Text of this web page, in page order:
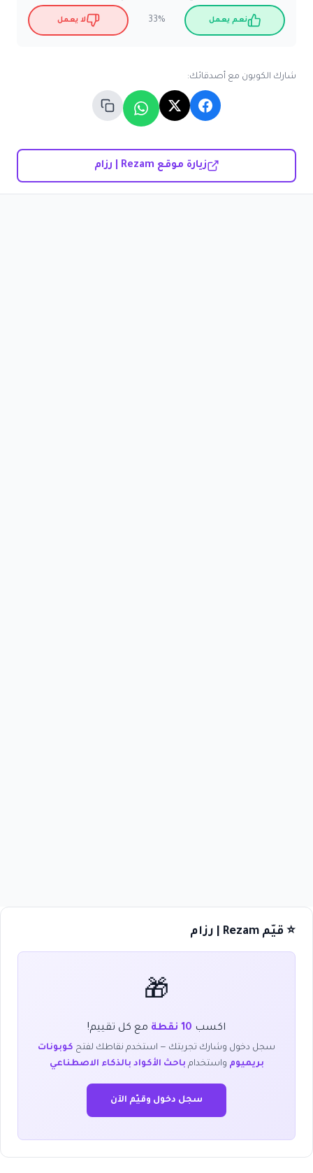
نعم يعمل 33% لا يعمل
شارك الكوبون مع أصدقائك:
زيارة موقع Rezam | رزام
⭐ قيّم Rezam | رزام
🎁
اكسب 10 نقطة مع كل تقييم!
سجل دخول وشارك تجربتك — استخدم نقاطك لفتح كوبونات
بريميوم واستخدام باحث الأكواد بالذكاء الاصطناعي
سجل دخول وقيّم الآن